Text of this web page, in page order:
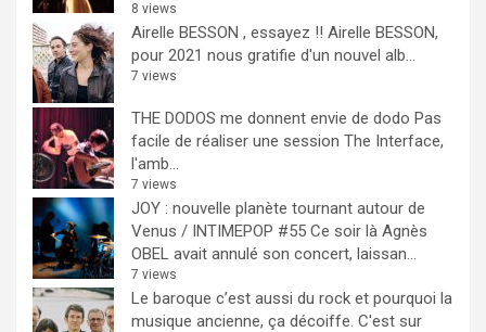
8 views
Airelle BESSON , essayez !! Airelle BESSON,
pour 2021 nous gratifie d'un nouvel alb...
7 views
THE DODOS me donnent envie de dodo Pas
facile de réaliser une session The Interface,
l'amb...
7 views
JOY : nouvelle planète tournant autour de
Venus / INTIMEPOP #55 Ce soir là Agnès
OBEL avait annulé son concert, laissan...
7 views
Le baroque c’est aussi du rock et pourquoi la
musique ancienne, ça décoiffe. C'est sur